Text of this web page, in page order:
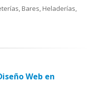
Bares, Heladerías,
Web en